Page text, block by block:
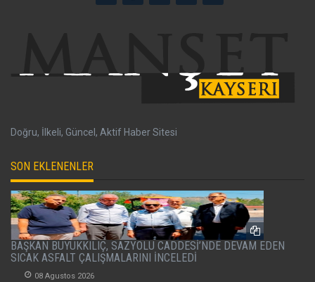
Doğru, İlkeli, Güncel, Aktif Haber Sitesi
SON EKLENENLER
BAŞKAN BÜYÜKKILIÇ, SAZYOLU CADDESİ’NDE DEVAM EDEN
SICAK ASFALT ÇALIŞMALARINI İNCELEDİ
08 Agustos 2026